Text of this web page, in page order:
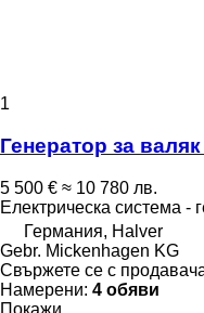
1
Генератор за
5 500 € ≈ 10 780 лв.
Електрическа система -
Германия, Halver
Gebr. Mickenhagen KG
Свържете се с
Намерени: 4 обяви
Покажи